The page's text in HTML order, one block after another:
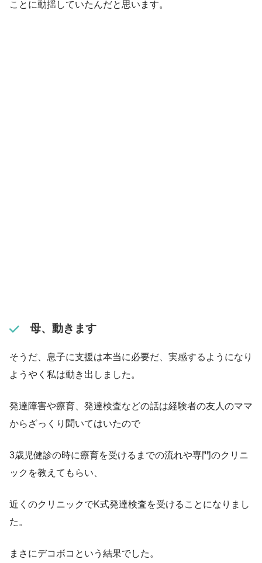
ことに動揺していたんだと思います。
母、動きます
そうだ、息子に支援は本当に必要だ、実感するようになり
ようやく私は動き出しました。
発達障害や療育、発達検査などの話は経験者の友人のママ
からざっくり聞いてはいたので
3歳児健診の時に療育を受けるまでの流れや専門のクリニ
ックを教えてもらい、
近くのクリニックでK式発達検査を受けることになりまし
た。
まさにデコボコという結果でした。